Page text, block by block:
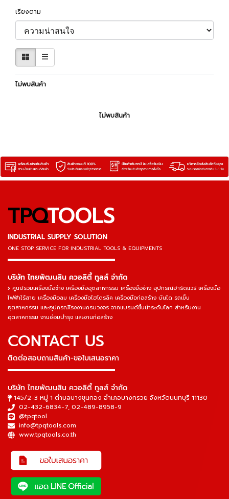
เรียงตาม
ไม่พบสินค้า
ไม่พบสินค้า
TPQTOOLS
INDUSTRIAL SUPPLY SOLUTION
ONE STOP SERVICE FOR INDUSTRIAL TOOLS & EQUIPMENTS
▬▬▬▬▬▬▬▬▬▬▬▬▬▬▬
บริษัท ไทยพัฒนสิน ควอลิตี้ ทูลส์ จำกัด
ศูนย์รวมเครื่องมือช่าง เครื่องมืออุตสาหกรรม เครื่องมือช่าง อุปกรณ์ฮาร์ดแวร์ เครื่องมือ
ไฟฟ้าไร้สาย เครื่องมือลม เครื่องมือไฮโดรลิค เครื่องมือก่อสร้าง บันได รถเข็น
อุตสาหกรรม และอุปกรณ์โรงงานครบวงจร จากแบรนด์ชั้นนำระดับโลก สำหรับงาน
อุตสาหกรรม งานซ่อมบำรุง และงานก่อสร้าง
CONTACT US
ติดต่อสอบถามสินค้า-ขอใบเสนอราคา
▬▬▬▬▬▬▬▬▬▬▬▬▬▬▬
บริษัท ไทยพัฒนสิน ควอลิตี้ ทูลส์ จำกัด
145/2-3 หมู่ 1 ตำบลบางขุนกอง อำเภอบางกรวย จังหวัดนนทบุรี 11130
02-432-6834-7, 02-489-8958-9
@tpqtool
info@tpqtools.com
www.tpqtools.co.th